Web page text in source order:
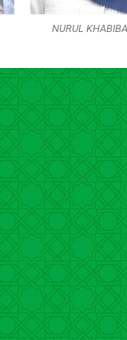
NURUL